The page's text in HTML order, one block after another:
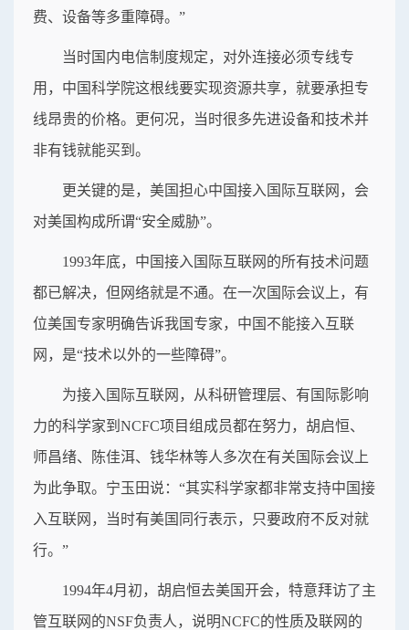
费、设备等多重障碍。”
当时国内电信制度规定，对外连接必须专线专
用，中国科学院这根线要实现资源共享，就要承担专
线昂贵的价格。更何况，当时很多先进设备和技术并
非有钱就能买到。
更关键的是，美国担心中国接入国际互联网，会
对美国构成所谓“安全威胁”。
1993年底，中国接入国际互联网的所有技术问题
都已解决，但网络就是不通。在一次国际会议上，有
位美国专家明确告诉我国专家，中国不能接入互联
网，是“技术以外的一些障碍”。
为接入国际互联网，从科研管理层、有国际影响
力的科学家到NCFC项目组成员都在努力，胡启恒、
师昌绪、陈佳洱、钱华林等人多次在有关国际会议上
为此争取。宁玉田说：“其实科学家都非常支持中国接
入互联网，当时有美国同行表示，只要政府不反对就
行。”
1994年4月初，胡启恒去美国开会，特意拜访了主
管互联网的NSF负责人，说明NCFC的性质及联网的